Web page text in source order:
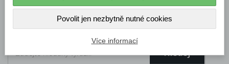
Hledej
Povolit jen nezbytně nutné cookies
Více informací